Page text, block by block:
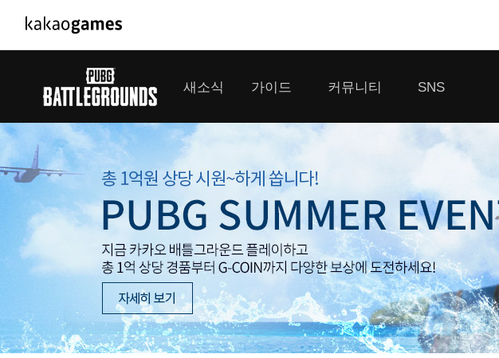
PC/모바일게임
도깨비의세계
오딘: 발할라 라이징
아키에이지 워
아레스 : 라이즈 오브 가디언즈
배틀그라운드
패스 오브 엑자일
새소식
공지사항
GM소식
이벤트
업데이트
대회소식
가이드
게임 가이드
커뮤니티
미디어 게시판
클랜 라운지
모집 게시판
SNS
톡채널
클랜
내